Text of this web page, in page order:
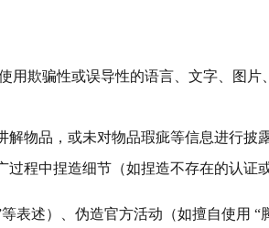
用欺骗性或误导性的语言、文字、图片
解物品，或未对物品瑕疵等信息进行披露
过程中捏造细节（如捏造不存在的认
表述）、伪造官方活动（如擅自使用